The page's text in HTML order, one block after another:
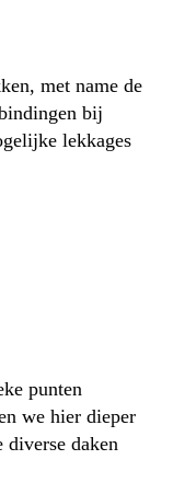
met name de
bij
lekkages
punten
we hier dieper
diverse daken